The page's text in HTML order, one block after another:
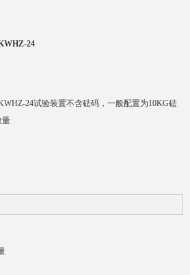
24
24试验装置不含砝码，一般配置为10KG砝
量